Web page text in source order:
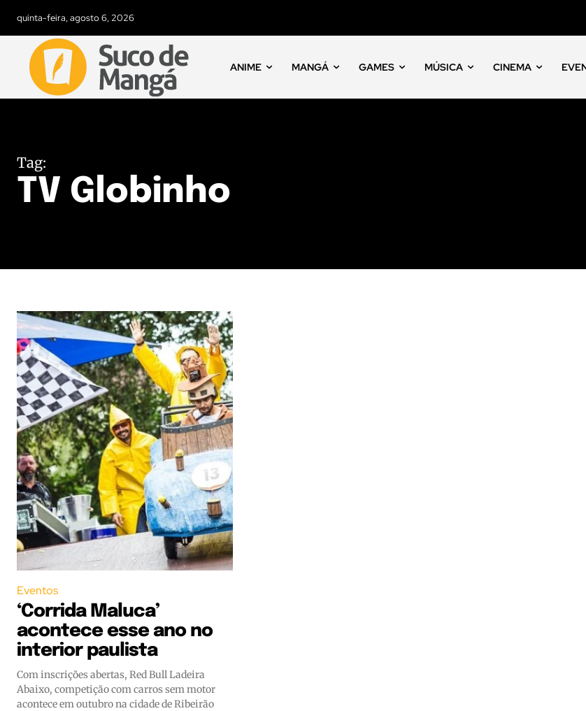
quinta-feira, agosto 6, 2026
ANIME MANGÁ GAMES MÚSICA CINEMA
Tag:
TV Globinho
Eventos
‘Corrida Maluca’
acontece esse ano no
interior paulista
Com inscrições abertas, Red Bull Ladeira
Abaixo, competição com carros sem motor
acontece em outubro na cidade de Ribeirão